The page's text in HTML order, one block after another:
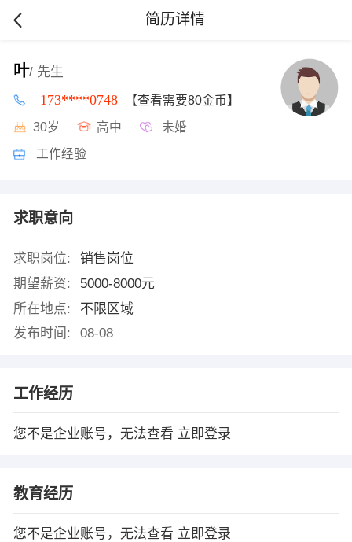
简历详情
叶/ 先生
173****0748 【查看需要80金币】
30岁 高中 未婚
工作经验
求职意向
求职岗位:
销售岗位
期望薪资:
5000-8000元
所在地点:
不限区域
发布时间:
08-08
工作经历
您不是企业账号，无法查看 立即登录
教育经历
您不是企业账号，无法查看 立即登录